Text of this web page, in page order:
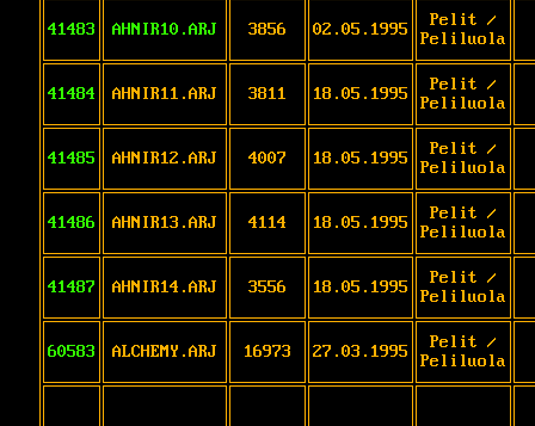
41483 AHNIR10.ARJ 3856 02.05.1995
Pelit /
Peliluola
41484 AHNIR11.ARJ 3811 18.05.1995
Pelit /
Peliluola
41485 AHNIR12.ARJ 4007 18.05.1995
Pelit /
Peliluola
41486 AHNIR13.ARJ 4114 18.05.1995
Pelit /
Peliluola
41487 AHNIR14.ARJ 3556 18.05.1995
Pelit /
Peliluola
60583 ALCHEMY.ARJ 16973 27.03.1995
Pelit /
Peliluola